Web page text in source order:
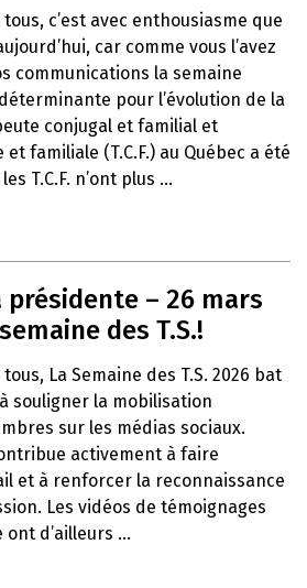
c’est avec enthousiasme que
car comme vous l’avez
communications la semaine
pour l’évolution de la
conjugal et familial et
familiale (T.C.F.) au Québec a été
T.C.F. n’ont plus ...
présidente – 26 mars
des T.S.!
La Semaine des T.S. 2026 bat
souligner la mobilisation
sur les médias sociaux.
activement à faire
et à renforcer la reconnaissance
Les vidéos de témoignages
d’ailleurs ...